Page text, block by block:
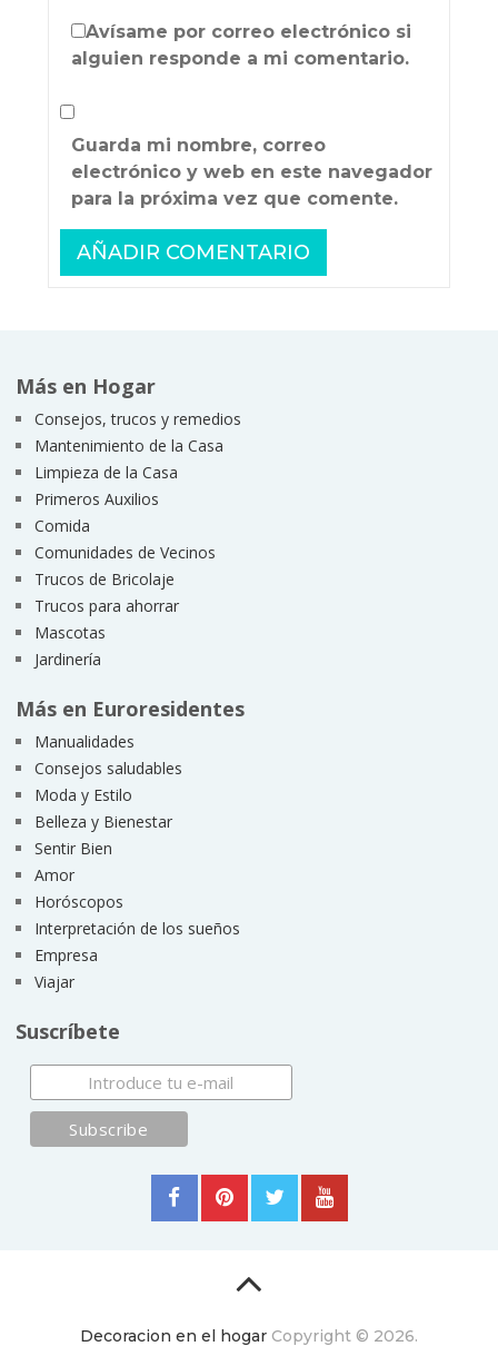
Avísame por correo electrónico si
alguien responde a mi comentario.
Guarda mi nombre, correo
electrónico y web en este navegador
para la próxima vez que comente.
Más en Hogar
Consejos, trucos y remedios
Mantenimiento de la Casa
Limpieza de la Casa
Primeros Auxilios
Comida
Comunidades de Vecinos
Trucos de Bricolaje
Trucos para ahorrar
Mascotas
Jardinería
Más en Euroresidentes
Manualidades
Consejos saludables
Moda y Estilo
Belleza y Bienestar
Sentir Bien
Amor
Horóscopos
Interpretación de los sueños
Empresa
Viajar
Suscríbete
Decoracion en el hogar Copyright © 2026.